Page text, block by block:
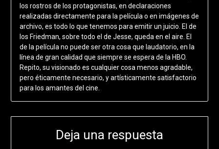
los rostros de los protagonistas, en declaraciones
realizadas directamente para la película o en imágenes de
archivo, es todo lo que tenemos para emitir un juicio. El de
los Friedman, sobre todo el de Jesse, queda en el aire. El
de la película no puede ser otra cosa que laudatorio, en la
línea de gran calidad que siempre se espera de la HBO.
Repito, su visionado es cualquier cosa menos agradable,
pero éticamente necesario, y artísticamente satisfactorio
para los amantes del cine.
Deja una respuesta